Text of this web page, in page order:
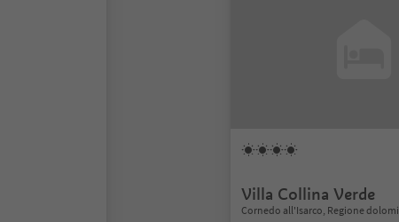
Villa Collina Verde
Cornedo all'Isarco, Regione